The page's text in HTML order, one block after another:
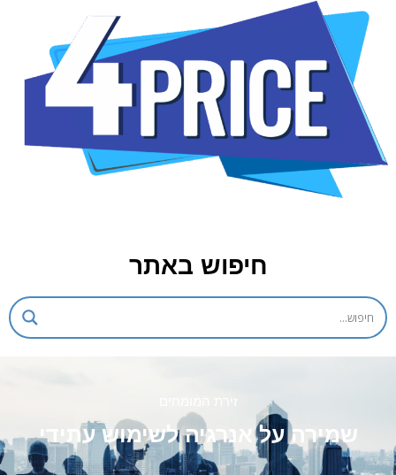
חיפוש באתר
שמירה על אנרגיה לשימוש עתידי